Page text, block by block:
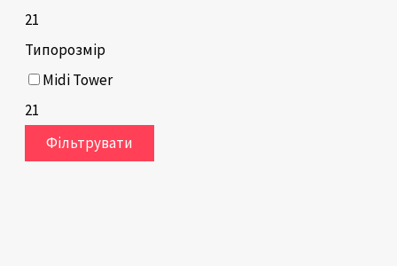
21
Типорозмір
Midi Tower
21
Фільтрувати